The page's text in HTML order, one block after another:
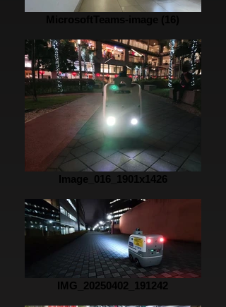
Image_016_1901x1426
IMG_20250402_191242